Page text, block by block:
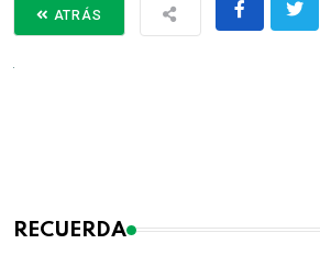
ATRÁS
RECUERDA